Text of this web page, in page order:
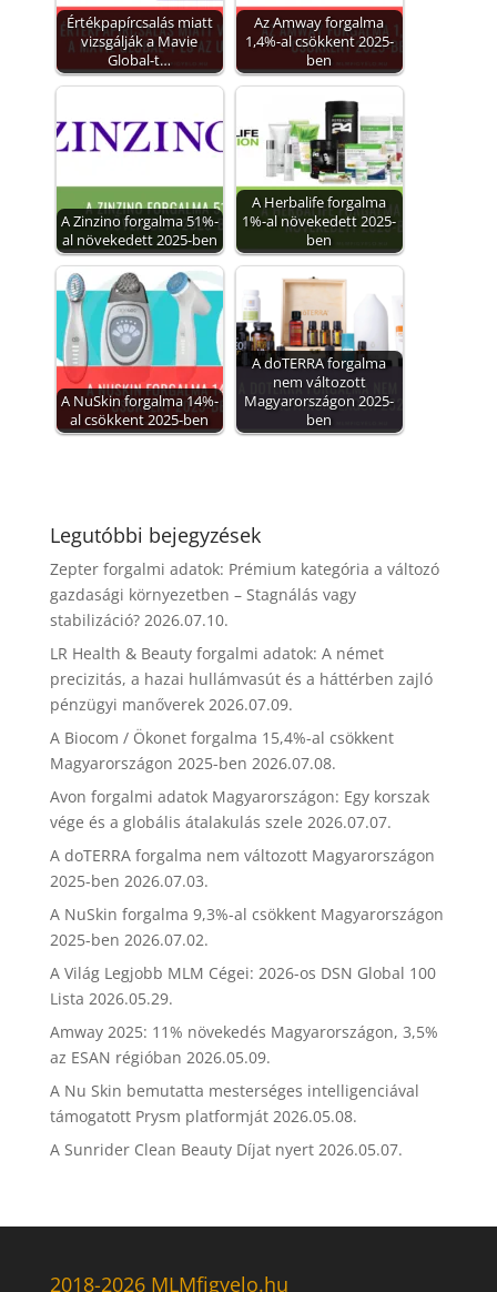
Értékpapírcsalás miatt
vizsgálják a Mavie
Global-t…
Az Amway forgalma
1,4%-al csökkent 2025-
ben
A Zinzino forgalma 51%-
al növekedett 2025-ben
A Herbalife forgalma
1%-al növekedett 2025-
ben
A NuSkin forgalma 14%-
al csökkent 2025-ben
A doTERRA forgalma
nem változott
Magyarországon 2025-
ben
Legutóbbi bejegyzések
Zepter forgalmi adatok: Prémium kategória a változó
gazdasági környezetben – Stagnálás vagy
stabilizáció? 2026.07.10.
LR Health & Beauty forgalmi adatok: A német
precizitás, a hazai hullámvasút és a háttérben zajló
pénzügyi manőverek 2026.07.09.
A Biocom / Ökonet forgalma 15,4%-al csökkent
Magyarországon 2025-ben 2026.07.08.
Avon forgalmi adatok Magyarországon: Egy korszak
vége és a globális átalakulás szele 2026.07.07.
A doTERRA forgalma nem változott Magyarországon
2025-ben 2026.07.03.
A NuSkin forgalma 9,3%-al csökkent Magyarországon
2025-ben 2026.07.02.
A Világ Legjobb MLM Cégei: 2026-os DSN Global 100
Lista 2026.05.29.
Amway 2025: 11% növekedés Magyarországon, 3,5%
az ESAN régióban 2026.05.09.
A Nu Skin bemutatta mesterséges intelligenciával
támogatott Prysm platformját 2026.05.08.
A Sunrider Clean Beauty Díjat nyert 2026.05.07.
2018-2026 MLMfigyelo.hu